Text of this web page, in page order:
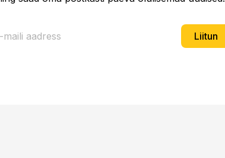
Liitun